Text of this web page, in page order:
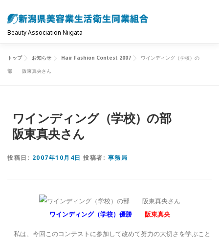
ン
Beauty Association Niigata
トップ 組合について 組合の主な事業
トップ お知らせ Hair Fashion Contest 2007
ワインディング（学校）の
部 阪東真央さん
ワインディング（学校）の部
阪東真央さん
投稿日: 2007年10月4日 投稿者: 事務局
ワインディング（学校）優勝 阪東真央
私は、今回このコンテストに参加して改めて努力の大切さを学ぶこと